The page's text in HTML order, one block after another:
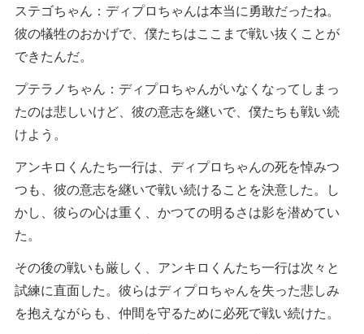
ステゴちゃん：ディプロちゃんは本当に勇敢だったね。
彼の犠牲のおかげで、僕たちはここまで戦い抜くことが
できたんだ。
プテラノちゃん：ディプロちゃんがいなくなってしまっ
たのは悲しいけど、彼の意志を継いで、僕たちも戦い続
けよう。
アンキロくんたち一行は、ディプロちゃんの死を悼みつ
つも、彼の意志を継いで戦い続けることを決意した。し
かし、彼らの心は重く、かつての明るさは影を潜めてい
た。
その後の戦いも厳しく、アンキロくんたち一行は次々と
試練に直面した。彼らはディプロちゃんを失った悲しみ
を抱えながらも、仲間を守るために必死で戦い続けた。